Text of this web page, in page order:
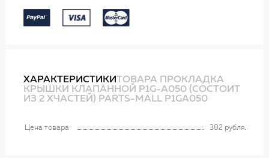
ХАРАКТЕРИСТИКИТОВАРА ПРОКЛАДКА
КРЫШКИ КЛАПАННОЙ P1G-A050 (СОСТОИТ
ИЗ 2 ХЧАСТЕЙ) PARTS-MALL P1GA050
Цена товара 382 рубля